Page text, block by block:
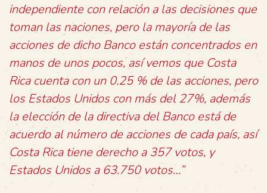
independiente con relación a las decisiones que
toman las naciones, pero la mayoría de las
acciones de dicho Banco están concentrados en
manos de unos pocos, así vemos que Costa
Rica cuenta con un 0.25 % de las acciones, pero
los Estados Unidos con más del 27%, además
la elección de la directiva del Banco está de
acuerdo al número de acciones de cada país, así
Costa Rica tiene derecho a 357 votos, y
Estados Unidos a 63.750 votos…”